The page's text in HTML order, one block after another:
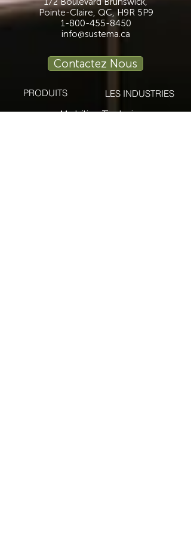
Pointe-Claire, QC, H9R 5P9
1-800-455-8450
info@sustema.ca
Contactez Nous
PRODUITS LES INDUSTRIES
Mobilier Technique